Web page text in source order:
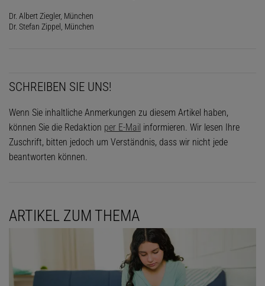
Dr. Albert Ziegler, München
Dr. Stefan Zippel, München
SCHREIBEN SIE UNS!
Wenn Sie inhaltliche Anmerkungen zu diesem Artikel haben,
können Sie die Redaktion per E-Mail informieren. Wir lesen Ihre
Zuschrift, bitten jedoch um Verständnis, dass wir nicht jede
beantworten können.
ARTIKEL ZUM THEMA